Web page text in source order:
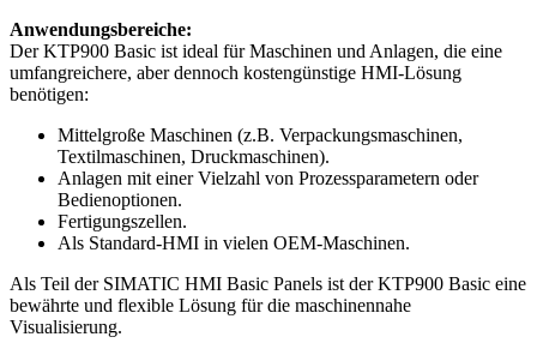
Anwendungsbereiche:
Der KTP900 Basic ist ideal für Maschinen und Anlagen, die eine
umfangreichere, aber dennoch kostengünstige HMI-Lösung
benötigen:
Mittelgroße Maschinen (z.B. Verpackungsmaschinen,
Textilmaschinen, Druckmaschinen).
Anlagen mit einer Vielzahl von Prozessparametern oder
Bedienoptionen.
Fertigungszellen.
Als Standard-HMI in vielen OEM-Maschinen.
Als Teil der SIMATIC HMI Basic Panels ist der KTP900 Basic eine
bewährte und flexible Lösung für die maschinennahe
Visualisierung.